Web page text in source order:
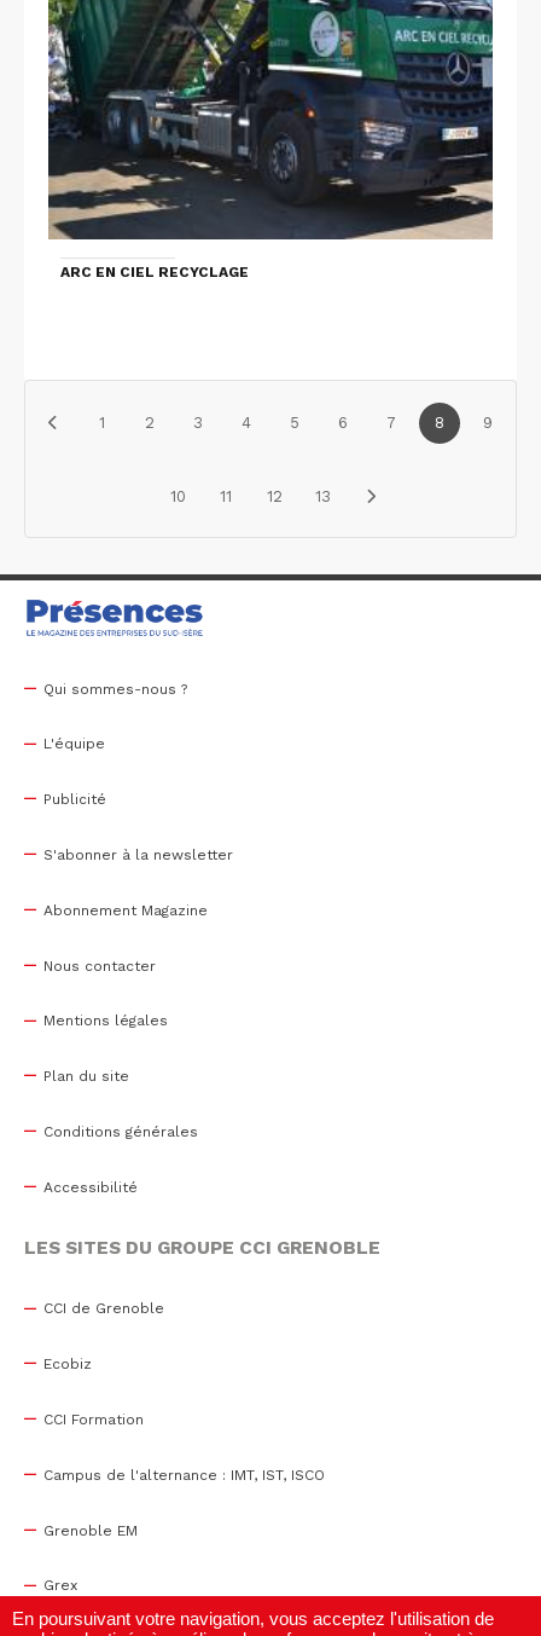
ARC EN CIEL RECYCLAGE
1 2 3 4 5 6 7 8 9
10 11 12 13
Qui sommes-nous ?
L'équipe
Publicité
S'abonner à la newsletter
Abonnement Magazine
Nous contacter
Mentions légales
Plan du site
Conditions générales
Accessibilité
LES SITES DU GROUPE CCI GRENOBLE
CCI de Grenoble
Ecobiz
CCI Formation
Campus de l'alternance : IMT, IST, ISCO
Grenoble EM
Grex
En poursuivant votre navigation, vous acceptez l'utilisation de